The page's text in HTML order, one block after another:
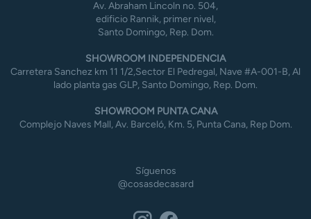
Av. Abraham Lincoln no. 504,
edificio Rannik, primer nivel,
Santo Domingo, Rep. Dom.
SHOWROOM INDEPENDENCIA
Carretera Sanchez km 11 1/2,Sector El Pedregal, Nave #A-001-B, Al
lado planta gas GLP, Santo Domingo, Rep. Dom.
SHOWROOM PUNTA CANA
Complejo Naves Mall, Av. Barceló, Km. 5, Punta Cana, Rep Dom.
Síguenos
@cosasdecasard